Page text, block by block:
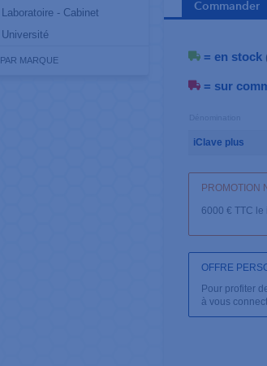
Laboratoire - Cabinet
Université
PAR MARQUE
Commander
= en stock
= sur
iClave plus
PROMOTION
6000 € TTC
OFFRE
Pour profiter
à vous